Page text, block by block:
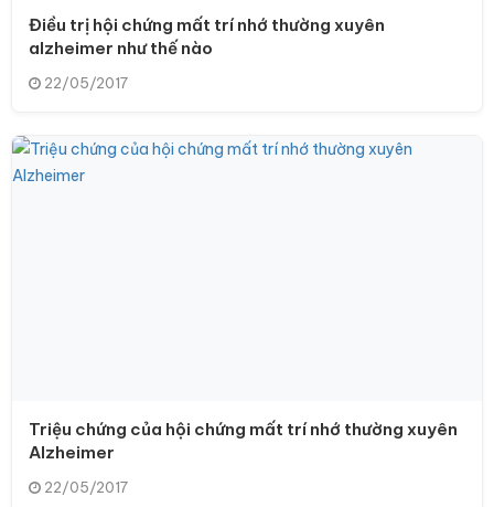
Điều trị hội chứng mất trí nhớ thường xuyên
alzheimer như thế nào
22/05/2017
Triệu chứng của hội chứng mất trí nhớ thường xuyên
Alzheimer
22/05/2017